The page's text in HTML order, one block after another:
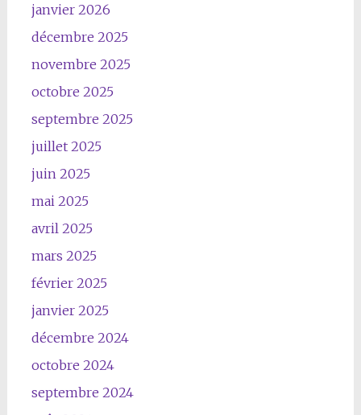
janvier 2026
décembre 2025
novembre 2025
octobre 2025
septembre 2025
juillet 2025
juin 2025
mai 2025
avril 2025
mars 2025
février 2025
janvier 2025
décembre 2024
octobre 2024
septembre 2024